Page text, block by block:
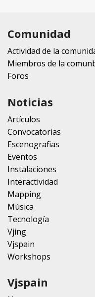
Comunidad
Actividad de la
Miembros de la
Foros
Noticias
Artículos
Convocatorias
Escenografias
Eventos
Instalaciones
Interactividad
Mapping
Música
Tecnología
Vjing
Vjspain
Workshops
Vjspain